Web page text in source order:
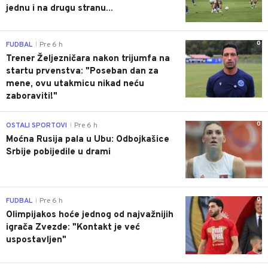
jednu i na drugu stranu...
0
FUDBAL Pre 6 h
Trener Željezničara nakon trijumfa na
startu prvenstva: "Poseban dan za
mene, ovu utakmicu nikad neću
zaboraviti!"
0
OSTALI SPORTOVI Pre 6 h
Moćna Rusija pala u Ubu: Odbojkašice
Srbije pobijedile u drami
0
FUDBAL Pre 6 h
Olimpijakos hoće jednog od najvažnijih
igrača Zvezde: "Kontakt je već
uspostavljen"